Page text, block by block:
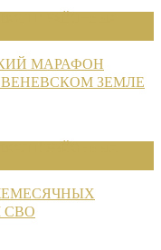
МАРАФОН
ВЕНЕВСКОМ ЗЕМЛЕ
СВО